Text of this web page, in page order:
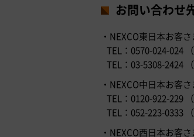
お問い合わせ
・NEXCO東日本お客
TEL：0570-024-024
TEL：03-5308-2424
・NEXCO中日本お客
TEL：0120-922-229
TEL：052-223-0333
・NEXCO西日本お客